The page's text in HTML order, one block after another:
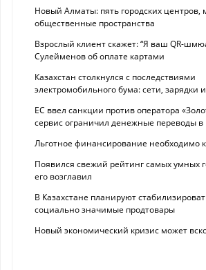
Новый Алматы: пять городских центров,
общественные пространства
Взрослый клиент скажет: “Я ваш QR-
Сулейменов об оплате картами
Казахстан столкнулся с последствиями
электромобильного бума: сети, зарядки
ЕС ввел санкции против оператора
сервис ограничил денежные переводы в
Льготное финансирование необходимо
Появился свежий рейтинг самых умных
его возглавил
В Казахстане планируют
социально значимые продтовары
Новый экономический кризис может